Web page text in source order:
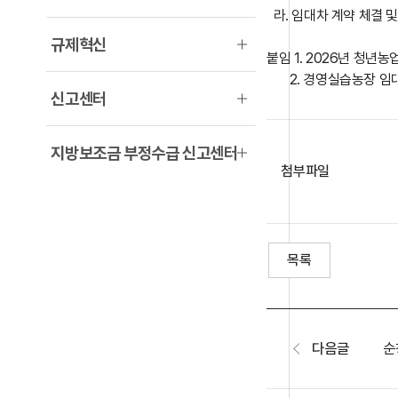
규제혁신
신고센터
지방보조금 부정수급 신고센터
라. 임대차 계약 체결
붙임 1. 2026년 청년농
2. 경영실습농장 임
첨부파일
목록
다음글